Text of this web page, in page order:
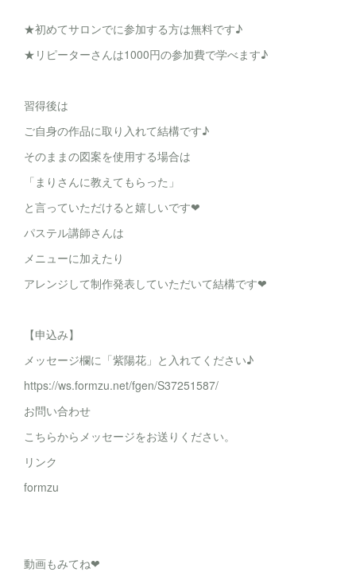
★初めてサロンでに参加する方は無料です♪
★リピーターさんは1000円の参加費で学べます♪
習得後は
ご自身の作品に取り入れて結構です♪
そのままの図案を使用する場合は
「まりさんに教えてもらった」
と言っていただけると嬉しいです❤
パステル講師さんは
メニューに加えたり
アレンジして制作発表していただいて結構です❤
【申込み】
メッセージ欄に「紫陽花」と入れてください♪
https://ws.formzu.net/fgen/S37251587/
お問い合わせ
こちらからメッセージをお送りください。
リンク
formzu
動画もみてね❤